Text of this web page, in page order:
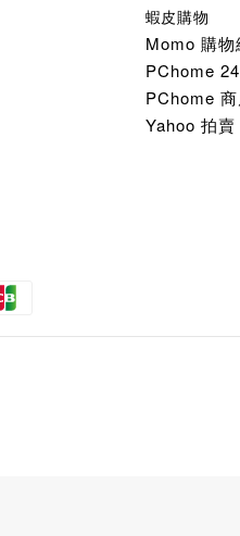
蝦皮購物
Momo 購物
PChome
PChome
Yahoo 拍賣